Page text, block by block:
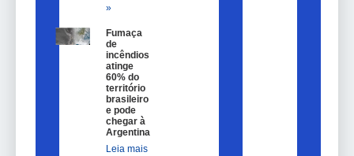
»
Fumaça
de
incêndios
atinge
60% do
território
brasileiro
e pode
chegar à
Argentina
Leia mais